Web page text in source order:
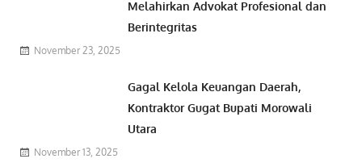
Melahirkan Advokat Profesional dan
Berintegritas
November 23, 2025
Gagal Kelola Keuangan Daerah,
Kontraktor Gugat Bupati Morowali
Utara
November 13, 2025